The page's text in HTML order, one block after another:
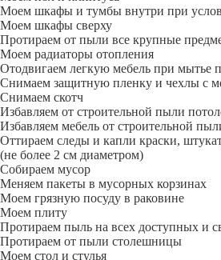
Моем шкафы и тумбы внутри при
Моем шкафы сверху
Протираем от пыли все крупные
Моем радиаторы отопления
Отодвигаем легкую мебель при мытье
Снимаем защитную пленку и чехлы с
Снимаем скотч
Избавляем от строительной пыли
Избавляем мебель от строительной
Оттираем следы и капли краски,
(не более 2 см диаметром)
Собираем мусор
Меняем пакеты в мусорных корзинах
Моем грязную посуду в раковине
Моем плиту
Протираем пыль на всех доступных и
Протираем от пыли столешницы
Моем стол и стулья